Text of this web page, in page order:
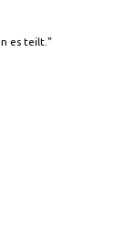
es teilt."